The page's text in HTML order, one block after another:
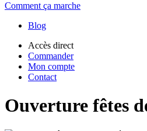
Comment ça marche
Blog
Accès direct
Commander
Mon compte
Contact
Ouverture fêtes